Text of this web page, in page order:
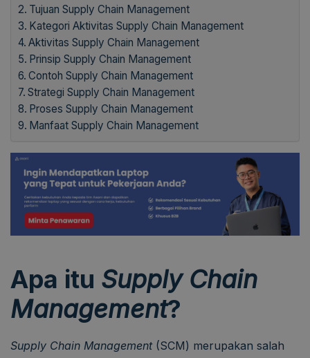
Tujuan Supply Chain Management
Kategori Aktivitas Supply Chain Management
Aktivitas Supply Chain Management
Prinsip Supply Chain Management
Contoh Supply Chain Management
Strategi Supply Chain Management
Proses Supply Chain Management
Manfaat Supply Chain Management
Apa itu Supply Chain
Management?
Supply Chain Management(SCM) merupakan salah